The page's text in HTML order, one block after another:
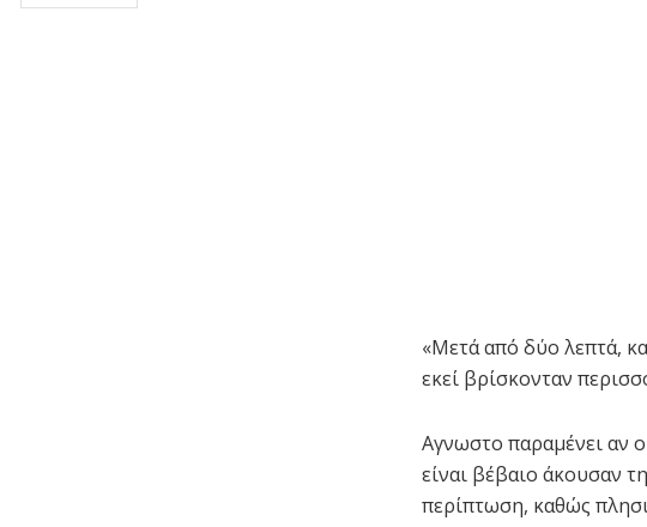
«Μετά από δύο λεπτά,
εκεί βρίσκονταν
Αγνωστο παραμένει αν
είναι βέβαιο άκουσαν
περίπτωση, καθώς